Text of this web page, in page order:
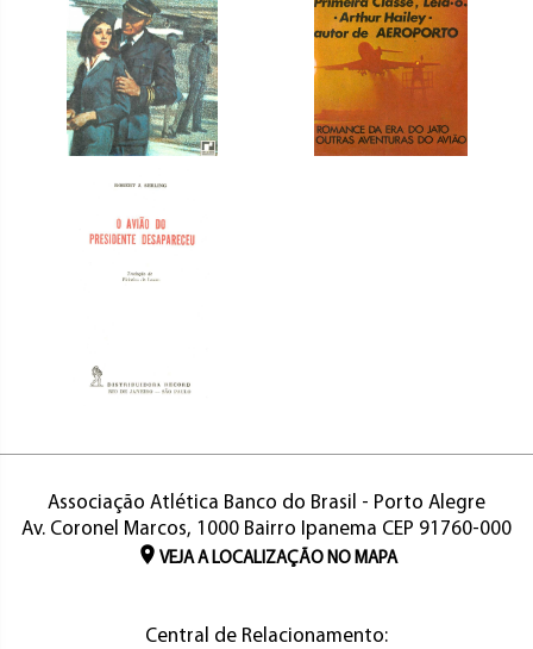
Associação Atlética Banco do Brasil - Porto Alegre
Av. Coronel Marcos, 1000 Bairro Ipanema CEP 91760-000
VEJA A LOCALIZAÇÃO NO MAPA
Central de Relacionamento: